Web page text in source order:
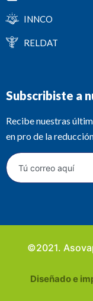
INNCO
RELDAT
Subscribiste a
Recibe nuestras
en pro de la
©2021.
Diseñado e